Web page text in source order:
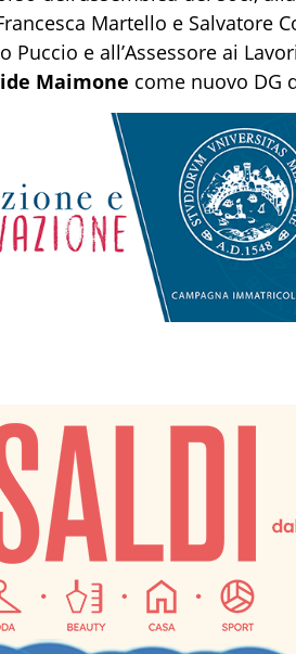
Martello e Salvatore
Puccio e all’Assessore ai
Maimone come nuovo DG